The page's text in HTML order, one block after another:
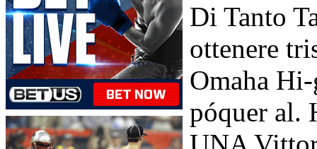
Di Tanto
ottenere
Omaha
póquer al.